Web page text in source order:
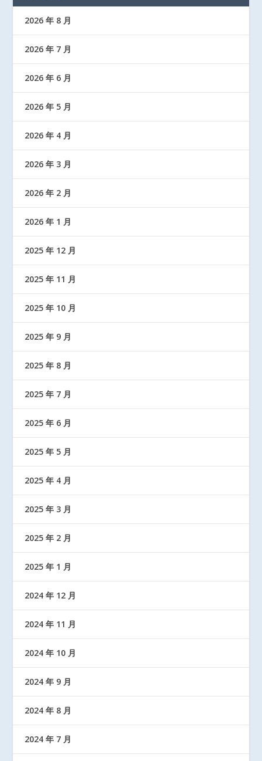
2026 年 8 月
2026 年 7 月
2026 年 6 月
2026 年 5 月
2026 年 4 月
2026 年 3 月
2026 年 2 月
2026 年 1 月
2025 年 12 月
2025 年 11 月
2025 年 10 月
2025 年 9 月
2025 年 8 月
2025 年 7 月
2025 年 6 月
2025 年 5 月
2025 年 4 月
2025 年 3 月
2025 年 2 月
2025 年 1 月
2024 年 12 月
2024 年 11 月
2024 年 10 月
2024 年 9 月
2024 年 8 月
2024 年 7 月